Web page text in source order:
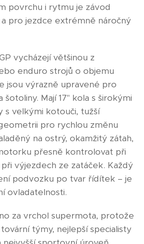
povrchu i rytmu je závod
pro jezdce extrémně náročný
vycházejí většinou z
enduro strojů o objemu
jsou výrazně upravené pro
šotoliny. Mají 17" kola s širokými
s velkými kotouči, tužší
pro rychlou změnu
na ostrý, okamžitý zátah,
přesně kontrolovat při
výjezdech ze zatáček. Každý
podvozku po tvar řídítek – je
ovladatelnosti.
za vrchol supermota, protože
týmy, nejlepší specialisty